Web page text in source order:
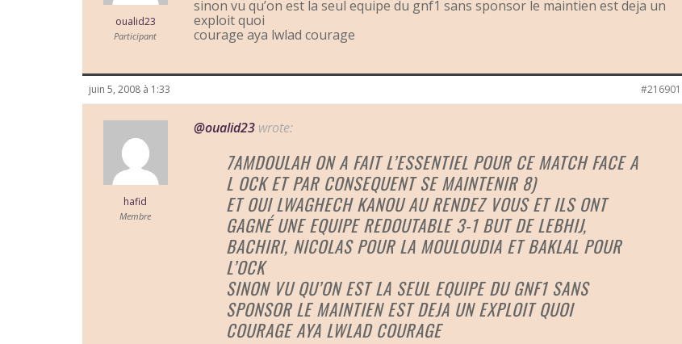
oualid23
Participant
sinon vu qu’on est la seul equipe du gnf1 sans sponsor le maintien est deja un
exploit quoi
courage aya lwlad courage
juin 5, 2008 à 1:33 #216901
hafid
Membre
@oualid23 wrote:
7AMDOULAH ON A FAIT L’ESSENTIEL POUR CE MATCH FACE A
L OCK ET PAR CONSEQUENT SE MAINTENIR 8)
ET OUI LWAGHECH KANOU AU RENDEZ VOUS ET ILS ONT
GAGNÉ UNE EQUIPE REDOUTABLE 3-1 BUT DE LEBHIJ,
BACHIRI, NICOLAS POUR LA MOULOUDIA ET BAKLAL POUR
L’OCK
SINON VU QU’ON EST LA SEUL EQUIPE DU GNF1 SANS
SPONSOR LE MAINTIEN EST DEJA UN EXPLOIT QUOI
COURAGE AYA LWLAD COURAGE